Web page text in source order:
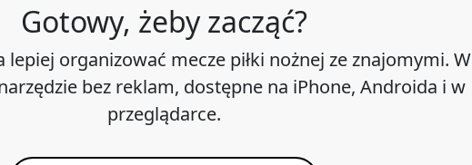
Gotowy, żeby zacząć?
lepiej organizować mecze piłki nożnej ze znajomymi. W
bez reklam, dostępne na iPhone, Androida i w
przeglądarce.